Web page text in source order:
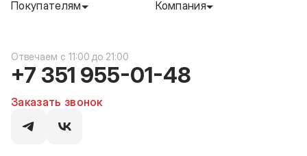
Покупателям Компания
c 11:00 до 21:00
+7 351 955-01-48
Заказать звонок